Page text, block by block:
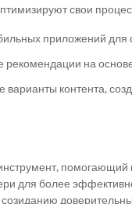
свои
приложений для
рекомендации на
контента,
для более